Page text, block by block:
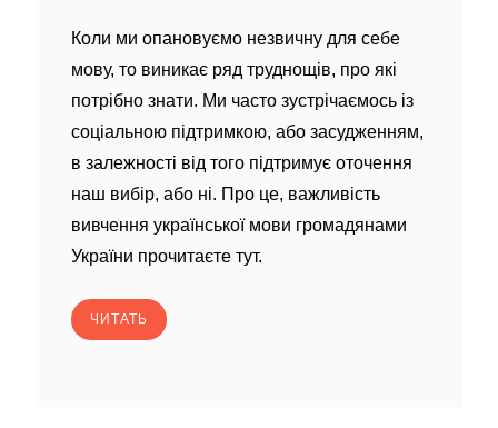
Коли ми опановуємо незвичну для себе
мову, то виникає ряд труднощів, про які
потрібно знати. Ми часто зустрічаємось із
соціальною підтримкою, або засудженням,
в залежності від того підтримує оточення
наш вибір, або ні. Про це, важливість
вивчення української мови громадянами
України прочитаєте тут.
ЧИТАТЬ